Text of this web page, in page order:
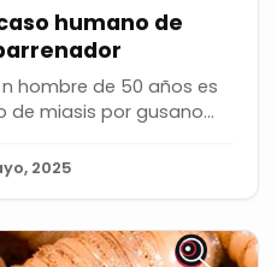
humano de
hombre de 50 años es
miasis por gusano...
2025